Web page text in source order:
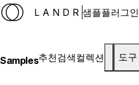
LANDR 샘플플러그인
Samples추천검색컬렉션 도구